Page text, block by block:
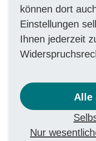
- Letztes
-
Zeitliche
Die Vermittlung
Deshalb und
können dort
Einstellungen
Ihnen jederzeit
Alle
Nur